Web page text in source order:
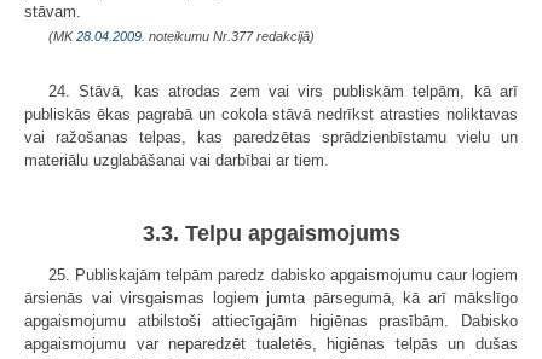
stāvam.
(MK28.04.2009. noteikumu Nr.377 redakcijā)
24. Stāvā, kas atrodas zem vai virs publiskām telpām, kā arī
publiskās ēkas pagrabā un cokola stāvā nedrīkst atrasties noliktavas
vai ražošanas telpas, kas paredzētas sprādzienbīstamu vielu un
materiālu uzglabāšanai vai darbībai ar tiem.
3.3. Telpu apgaismojums
25. Publiskajām telpām paredz dabisko apgaismojumu caur logiem
ārsienās vai virsgaismas logiem jumta pārsegumā, kā arī mākslīgo
apgaismojumu atbilstoši attiecīgajām higiēnas prasībām. Dabisko
apgaismojumu var neparedzēt tualetēs, higiēnas telpās un dušas